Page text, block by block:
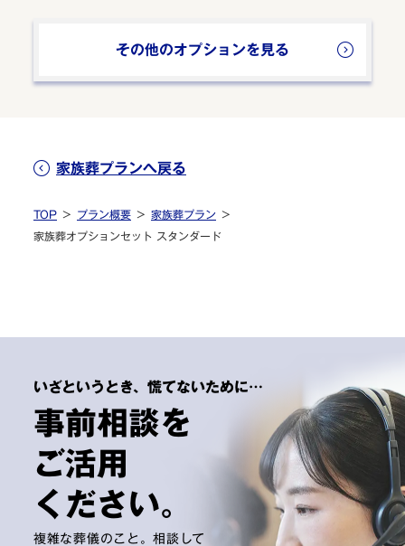
その他のオプションを見る
家族葬プランへ戻る
TOP プラン概要
家族葬プラン
家族葬オプションセット スタンダード
いざというとき、慌てないために…
事前相談を
ご活用
ください。
複雑な葬儀のこと。相談して